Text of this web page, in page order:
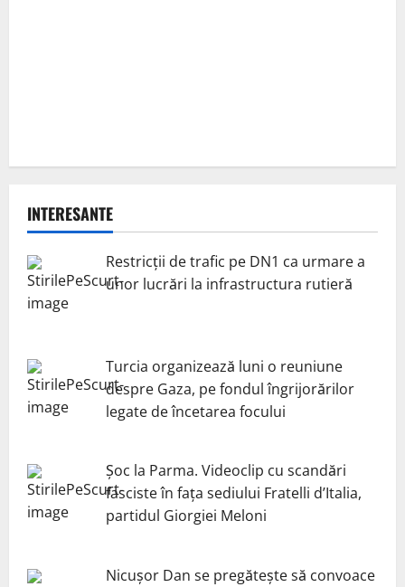
INTERESANTE
Restricții de trafic pe DN1 ca urmare a
unor lucrări la infrastructura rutieră
Turcia organizează luni o reuniune
despre Gaza, pe fondul îngrijorărilor
legate de încetarea focului
Șoc la Parma. Videoclip cu scandări
fasciste în fața sediului Fratelli d’Italia,
partidul Giorgiei Meloni
Nicuşor Dan se pregăteşte să convoace